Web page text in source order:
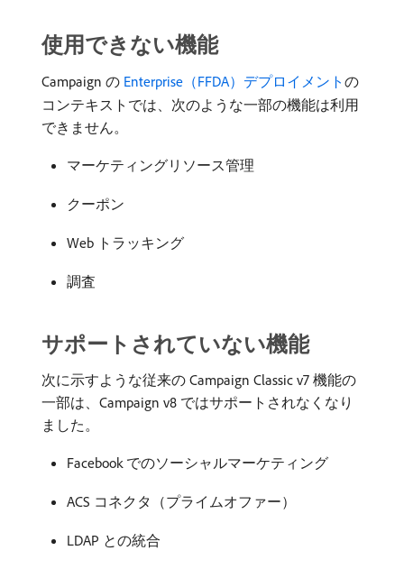
使用できない機能
Campaign の Enterprise（FFDA）デプロイメント の
コンテキストでは、次のような一部の機能は利用
できません。
マーケティングリソース管理
クーポン
Web トラッキング
調査
サポートされていない機能
次に示すような従来の Campaign Classic v7 機能の
一部は、Campaign v8 ではサポートされなくなり
ました。
Facebook でのソーシャルマーケティング
ACS コネクタ（プライムオファー）
LDAP との統合